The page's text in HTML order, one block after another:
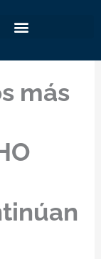
más